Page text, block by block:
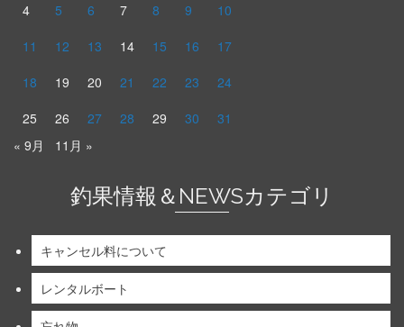
4
5 6 7 8 9
10
11
12 13 14 15 16
17
18
19 20 21 22 23
24
25
26 27 28 29 30
31
« 9月
11月 »
釣果情報＆NEWSカテゴリ
キャンセル料について
レンタルボート